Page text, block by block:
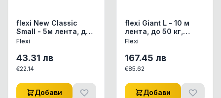
flexi New Classic
Small - 5м лента, до
15 кг - червен
Flexi
43.31 лв
€22.14
Добави
flexi Giant L - 10 м
лента, до 50 кг,
черен
Flexi
167.45 лв
€85.62
Добави